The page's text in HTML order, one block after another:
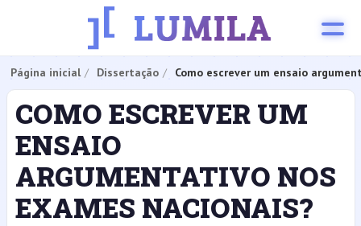
Página inicial Dissertação Como escrever um ensaio
COMO ESCREVER UM
ENSAIO
ARGUMENTATIVO NOS
EXAMES NACIONAIS?